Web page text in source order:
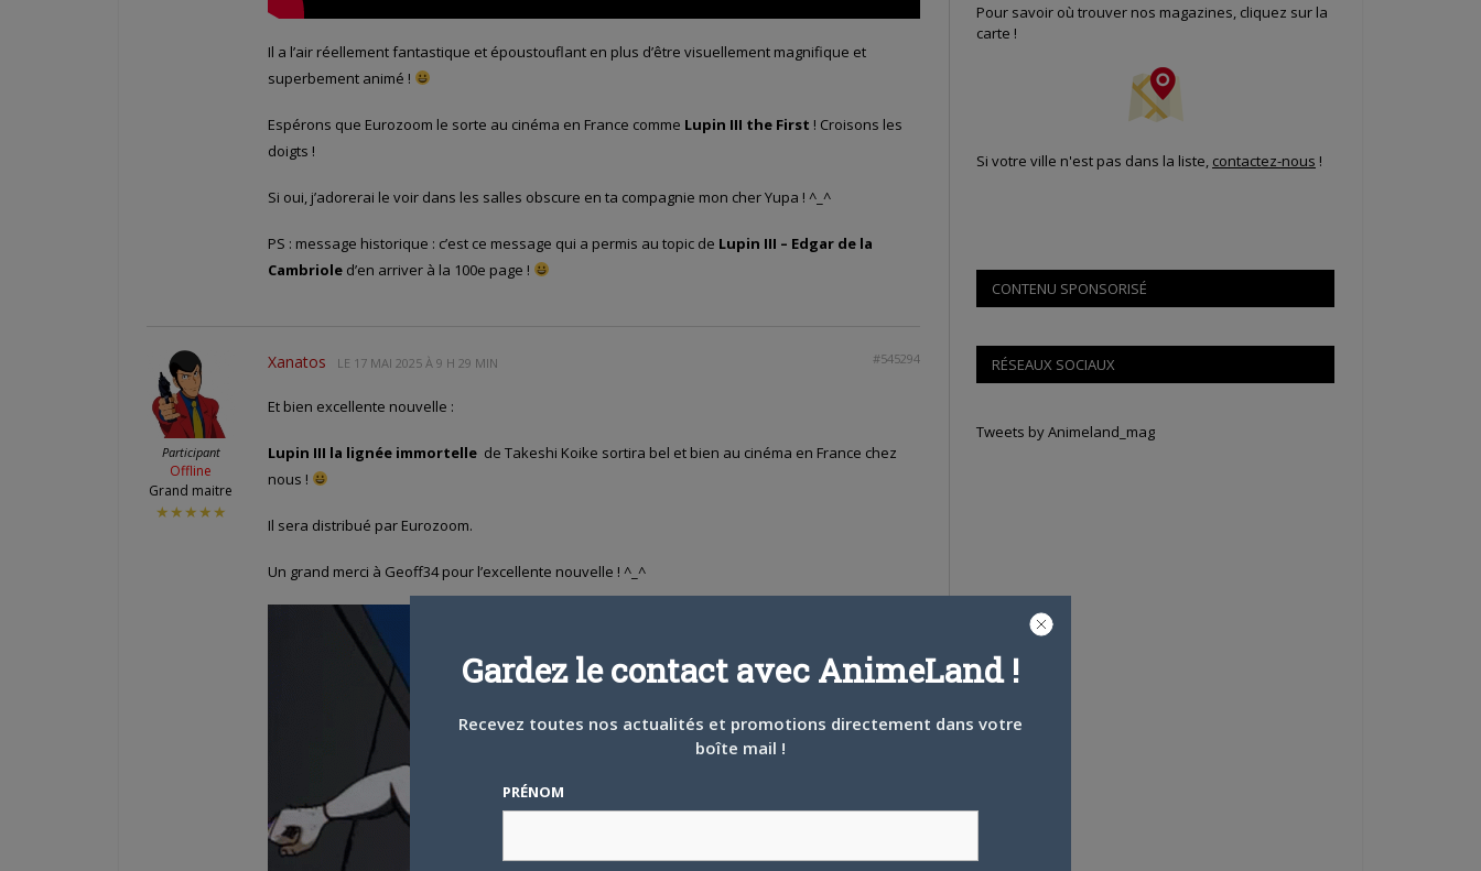
Il a l’air réellement fantastique et époustouflant en plus d’être visuellement magnifique et
superbement animé !
Espérons que Eurozoom le sorte au cinéma en France comme Lupin III the First ! Croisons les
doigts !
Si oui, j’adorerai le voir dans les salles obscure en ta compagnie mon cher Yupa ! ^_^
PS : message historique : c’est ce message qui a permis au topic de Lupin III – Edgar de la
Cambriole d’en arriver à la 100e page !
Participant
Offline
Grand maitre
★★★★★
Xanatos LE 17 MAI 2025 À 9 H 29 MIN #545294
Et bien excellente nouvelle :
Lupin III la lignée immortelle de Takeshi Koike sortira bel et bien au cinéma en France chez
nous !
Il sera distribué par Eurozoom.
Un grand merci à Geoff34 pour l’excellente nouvelle ! ^_^
Pour savoir où trouver nos magazines, cliquez sur la
carte !
Si votre ville n'est pas dans la liste, contactez-nous !
CONTENU SPONSORISÉ
RÉSEAUX SOCIAUX
Tweets by Animeland_mag
Gardez le contact avec AnimeLand !
Recevez toutes nos actualités et promotions directement dans votre
boîte mail !
PRÉNOM